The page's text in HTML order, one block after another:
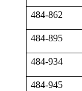
484-862
484-895
484-934
484-945